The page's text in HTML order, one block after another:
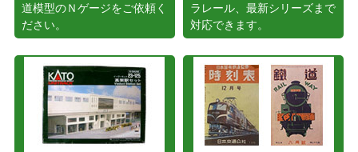
道模型のＮゲージをご依頼く
ださい。
ラレール、最新シリーズまで
対応できます。